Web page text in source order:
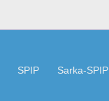
SPIP Sarka-SPIP